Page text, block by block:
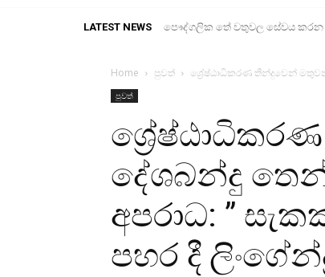
LATEST NEWS පෞද්ගලික තේ වතුවල සේවය කරන
Home පුවත් ශ්‍රේෂ්ඨාධිකරණ තීන්දුවෙන්
පුවත්
දේශබන්දු
අපරාධ: ”
පහර දී